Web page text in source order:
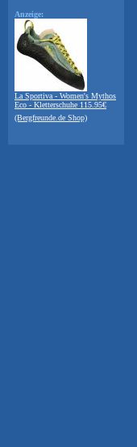
Anzeige:
La Sportiva - Women's Mythos
Eco - Kletterschuhe 115.95€
(Bergfreunde.de Shop)